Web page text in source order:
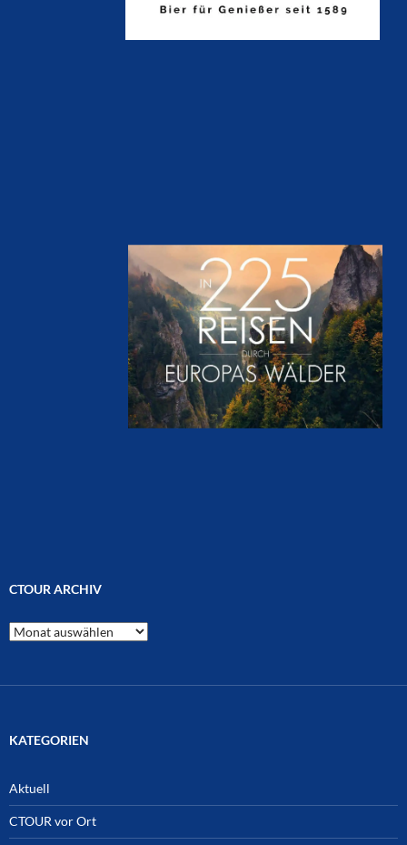
CTOUR ARCHIV
CTOUR
Archiv
KATEGORIEN
Aktuell
CTOUR vor Ort